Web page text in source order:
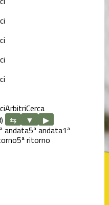
ArbitriCerca
▶
andata5ª andata1ª
5ª ritorno